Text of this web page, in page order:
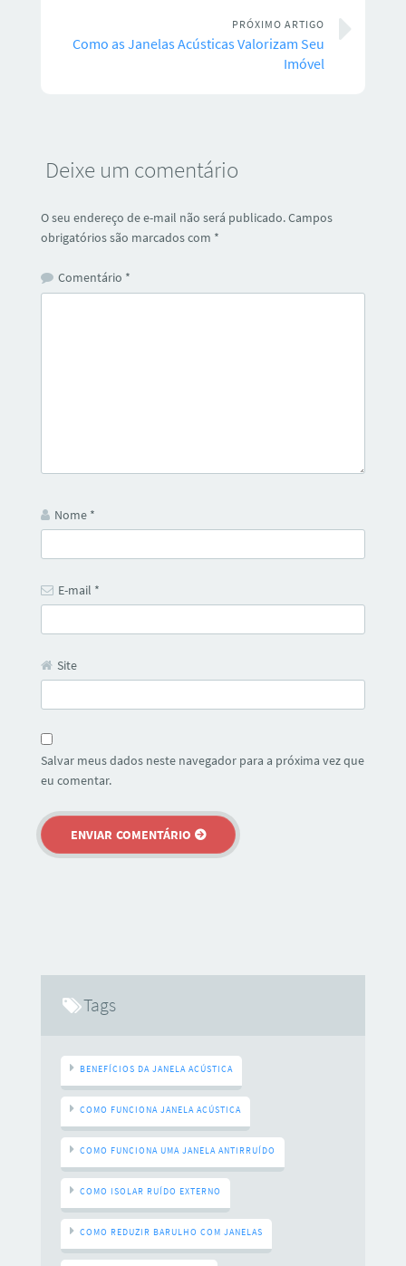
PRÓXIMO ARTIGO
Como as Janelas Acústicas Valorizam Seu
Imóvel
Deixe um comentário
O seu endereço de e-mail não será publicado.Campos
obrigatórios são marcados com *
Comentário *
Nome *
E-mail *
Site
Salvar meus dados neste navegador para a próxima vez que
eu comentar.
Tags
BENEFÍCIOS DA JANELA ACÚSTICA
COMO FUNCIONA JANELA ACÚSTICA
COMO FUNCIONA UMA JANELA ANTIRRUÍDO
COMO ISOLAR RUÍDO EXTERNO
COMO REDUZIR BARULHO COM JANELAS